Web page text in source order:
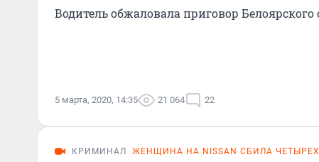
Водитель обжаловала приговор Белоярского
5 марта, 2020, 14:35 21 064 22
КРИМИНАЛ ЖЕНЩИНА НА NISSAN СБИЛА